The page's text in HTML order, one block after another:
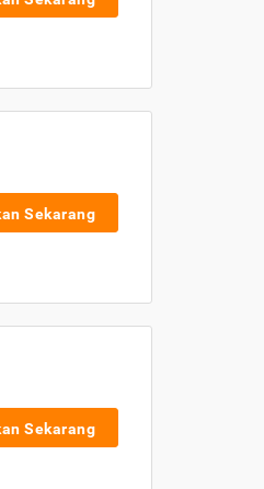
Sekarang
Sekarang